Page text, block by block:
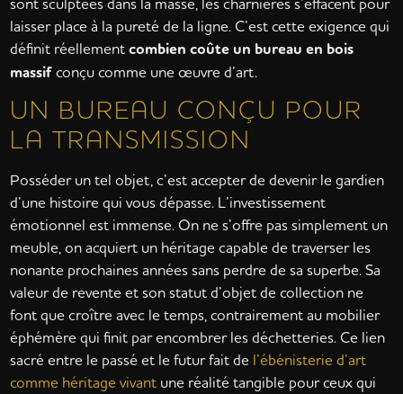
laisser place à la pureté de la ligne. C’est cette exigence qui
définit réellementcombien coûte un bureau en bois
massifconçu comme une œuvre d’art.
UN BUREAU CONÇU POUR
LA TRANSMISSION
Posséder un tel objet, c’est accepter de devenir le gardien
d’une histoire qui vous dépasse. L’investissement
émotionnel est immense. On ne s’offre pas simplement un
meuble, on acquiert un héritage capable de traverser les
nonante prochaines années sans perdre de sa superbe. Sa
valeur de revente et son statut d’objet de collection ne
font que croître avec le temps, contrairement au mobilier
éphémère qui finit par encombrer les déchetteries. Ce lien
sacré entre le passé et le futur fait de l’ébénisterie d’art
comme héritage vivant une réalité tangible pour ceux qui